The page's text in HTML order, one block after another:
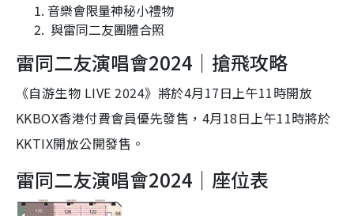
音樂會限量神秘小禮物
與雷同二友團體合照
雷同二友演唱會2024｜搶飛攻略
《自游生物 LIVE 2024》將於4月17日上午11時開放
KKBOX香港付費會員優先發售，4月18日上午11時將於
KKTIX開放公開發售。
雷同二友演唱會2024｜座位表